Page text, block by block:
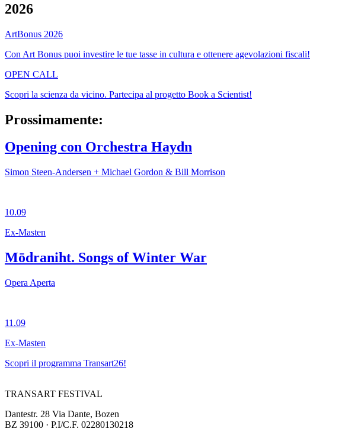
2026
ArtBonus 2026
Con Art Bonus puoi investire le tue tasse in cultura e ottenere agevolazioni fiscali!
OPEN CALL
Scopri la scienza da vicino. Partecipa al progetto Book a Scientist!
Prossimamente:
Opening con Orchestra Haydn
Simon Steen-Andersen + Michael Gordon & Bill Morrison
10.09
Ex-Masten
Mōdraniht. Songs of Winter War
Opera Aperta
11.09
Ex-Masten
Scopri il programma Transart26!
TRANSART FESTIVAL
Dantestr. 28 Via Dante, Bozen
BZ 39100 · P.I/C.F. 02280130218